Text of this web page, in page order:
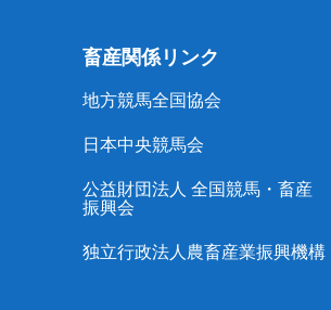
畜産関係リンク
地方競馬全国協会
日本中央競馬会
公益財団法人 全国競馬・畜産
振興会
独立行政法人農畜産業振興機構